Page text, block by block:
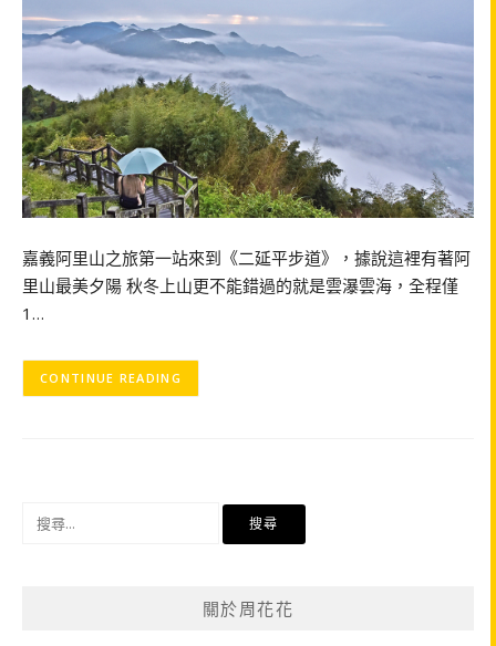
嘉義阿里山之旅第一站來到《二延平步道》，據說這裡有著阿
里山最美夕陽 秋冬上山更不能錯過的就是雲瀑雲海，全程僅
1…
CONTINUE READING
關於周花花